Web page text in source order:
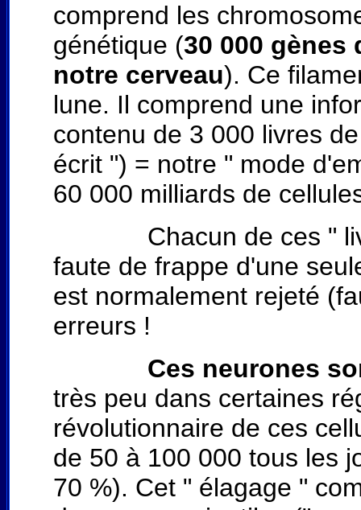
comprend les
génétique (30 000 gènes
notre cerveau). Ce
lune. Il comprend une
contenu de 3 000 livres
écrit ") = notre " mode
60 000 milliards de
Chacun de ces "
faute de frappe d'une
est normalement rejeté
erreurs !
Ces neurones
très peu dans certaines
révolutionnaire de ces
de 50 à 100 000 tous les
70 %). Cet " élagage "